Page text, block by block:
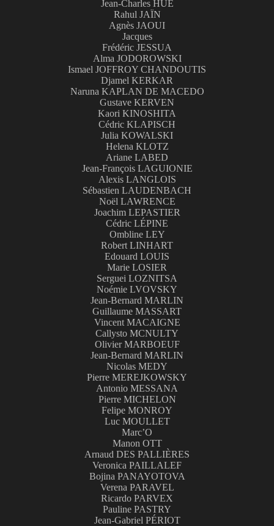
Jean-Charles HUE
Rahul JAÏN
Agnès JAOUI
Jacques
Frédéric JESSUA
Alma JODOROWSKI
Ismael JOFFROY CHANDOUTIS
Djamel KERKAR
Naruna KAPLAN DE MACEDO
Gustave KERVEN
Kaori KINOSHITA
Cédric KLAPISCH
Julia KOWALSKI
Helena KLOTZ
Ariane LABED
Jean-François LAGUIONIE
Alexis LANGLOIS
Sébastien LAUDENBACH
Noël LAWRENCE
Joachim LEPASTIER
Cédric LÉPINE
Ombline LEY
Robert LINHART
Edouard LOUIS
Marie LOSIER
Serguei LOZNITSA
Noémie LVOVSKY
Jean-Bernard MARLIN
Guillaume MASSART
Vincent MACAIGNE
Callysto MCNULTY
Olivier MARBOEUF
Jean-Bernard MARLIN
Nicolas MEDY
Pierre MEREJKOWSKY
Antonio MESSANA
Pierre MICHELON
Felipe MONROY
Luc MOULLET
Marc’O
Manon OTT
Arnaud DES PALLIÈRES
Veronica PAILLALEF
Bojina PANAYOTOVA
Verena PARAVEL
Ricardo PARVEX
Pauline PASTRY
Jean-Gabriel PÉRIOT